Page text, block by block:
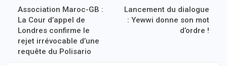
Association Maroc-GB :
La Cour d’appel de
Londres confirme le
rejet irrévocable d’une
requête du Polisario
Lancement du dialogue
: Yewwi donne son mot
d’ordre !